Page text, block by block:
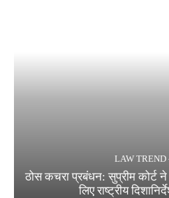
LAW TREND
ठोस कचरा प्रबंधन: सुप्रीम
लिए राष्ट्रीय